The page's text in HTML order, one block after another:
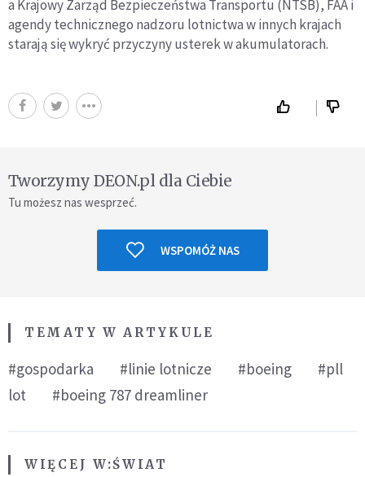
a Krajowy Zarząd Bezpieczeństwa Transportu (NTSB), FAA i
agendy technicznego nadzoru lotnictwa w innych krajach
starają się wykryć przyczyny usterek w akumulatorach.
Tworzymy DEON.pl dla Ciebie
Tu możesz nas wesprzeć.
WSPOMÓŻ NAS
TEMATY W ARTYKULE
#gospodarka #linie lotnicze #boeing
#pll
lot
#boeing 787 dreamliner
WIĘCEJ W:ŚWIAT